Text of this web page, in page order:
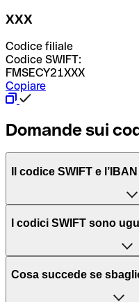
XXX
Codice filiale
Codice SWIFT:
FMSECY21XXX
Copiare
Domande sui
Il codice SWIFT e
L'acronimo SWIFT sta
per l’elaborazione dei
Il BIC, invece, sta per
I codici SWIFT sono
Dipende dalle banche. In
Cosa succede se